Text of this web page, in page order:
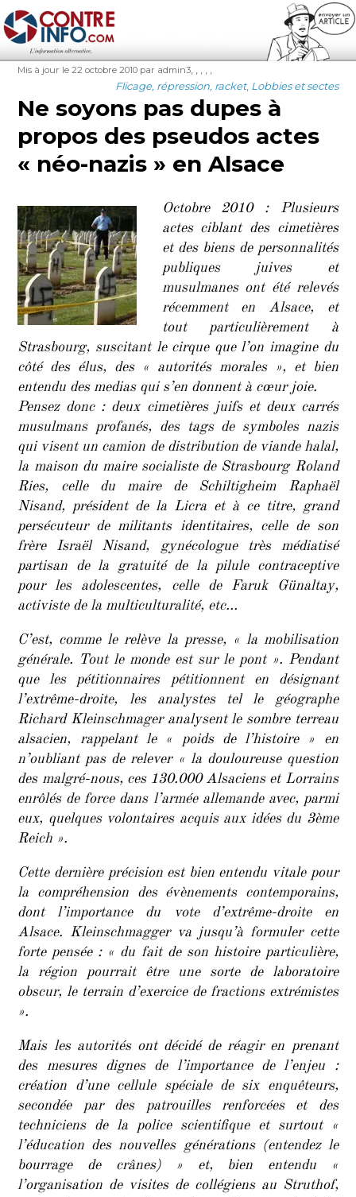
Contre-Info
Publié
Mis à jour le 22 octobre 2010 Auteur
par admin3
Catégories
Flicage, répression, racket, Lobbies et sectes
Étiquettes
Ne soyons pas dupes à
propos des pseudos actes
« néo-nazis » en Alsace
Octobre 2010 : Plusieurs
actes ciblant des cimetières
et des biens de personnalités
publiques juives et
musulmanes ont été relevés
récemment en Alsace, et
tout particulièrement à
Strasbourg, suscitant le cirque que l’on imagine du
côté des élus, des « autorités morales », et bien
entendu des medias qui s’en donnent à cœur joie.
Pensez donc : deux cimetières juifs et deux carrés
musulmans profanés, des tags de symboles nazis
qui visent un camion de distribution de viande halal,
la maison du maire socialiste de Strasbourg Roland
Ries, celle du maire de Schiltigheim Raphaël
Nisand, président de la Licra et à ce titre, grand
persécuteur de militants identitaires, celle de son
frère Israël Nisand, gynécologue très médiatisé
partisan de la gratuité de la pilule contraceptive
pour les adolescentes, celle de Faruk Günaltay,
activiste de la multiculturalité, etc…
C’est, comme le relève la presse, « la mobilisation
générale. Tout le monde est sur le pont ». Pendant
que les pétitionnaires pétitionnent en désignant
l’extrême-droite, les analystes tel le géographe
Richard Kleinschmager analysent le sombre terreau
alsacien, rappelant le « poids de l’histoire » en
n’oubliant pas de relever « la douloureuse question
des malgré-nous, ces 130.000 Alsaciens et Lorrains
enrôlés de force dans l’armée allemande avec, parmi
eux, quelques volontaires acquis aux idées du 3ème
Reich ».
Cette dernière précision est bien entendu vitale pour
la compréhension des évènements contemporains,
dont l’importance du vote d’extrême-droite en
Alsace. Kleinschmagger va jusqu’à formuler cette
forte pensée : « du fait de son histoire particulière,
la région pourrait être une sorte de laboratoire
obscur, le terrain d’exercice de fractions extrémistes
».
Mais les autorités ont décidé de réagir en prenant
des mesures dignes de l’importance de l’enjeu :
création d’une cellule spéciale de six enquêteurs,
secondée par des patrouilles renforcées et des
techniciens de la police scientifique et surtout «
l’éducation des nouvelles générations (entendez le
bourrage de crânes) » et, bien entendu «
l’organisation de visites de collégiens au Struthof,